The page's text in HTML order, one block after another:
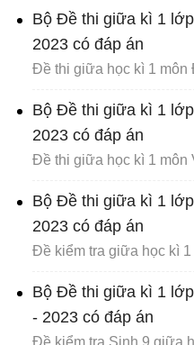
Bộ Đề thi giữa kì 1
2023 có đáp án
Đề thi giữa học kì 1 môn
Bộ Đề thi giữa kì 1
2023 có đáp án
Đề thi giữa học kì 1 môn
Bộ Đề thi giữa kì 1
2023 có đáp án
Đề kiểm tra giữa học kì 1
Bộ Đề thi giữa kì 1
- 2023 có đáp án